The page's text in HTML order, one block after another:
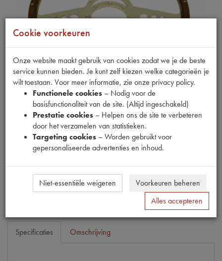
Productnummer
1897022
Specificaties Omschrijving
Cookie voorkeuren
Onze website maakt gebruik van cookies zodat we je de beste
service kunnen bieden. Je kunt zelf kiezen welke categorieën je
wilt toestaan. Voor meer informatie, zie onze privacy policy.
Functionele cookies – Nodig voor de
basisfunctionaliteit van de site. (Altijd ingeschakeld)
Prestatie cookies – Helpen ons de site te verbeteren
door het verzamelen van statistieken.
Targeting cookies – Worden gebruikt voor
gepersonaliseerde advertenties en inhoud.
Niet-essentiële weigeren
Voorkeuren beheren
Alles accepteren